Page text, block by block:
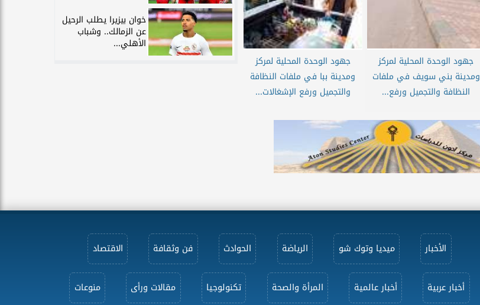
جهود الوحدة المحلية لمركز
ومدينة بني سويف في ملفات
النظافة والتجميل ورفع...
جهود الوحدة المحلية لمركز
ومدينة ببا في ملفات النظافة
والتجميل ورفع الإشغالات...
خوان بيزيرا يطلب الرحيل
عن الزمالك.. وشباب
الأهلي...
الأخبار ميديا وتوك شو الرياضة الحوادث فن وثقافة الاقتصاد
أخبار عربية أخبار عالمية المرأة والصحة تكنولوجيا مقالات ورأى منوعات